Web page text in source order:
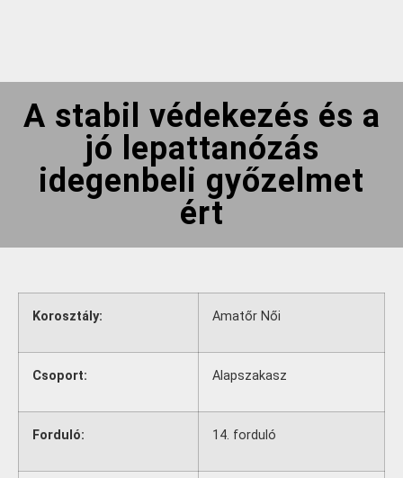
A stabil védekezés és a
jó lepattanózás
idegenbeli győzelmet
ért
Korosztály: Amatőr Női
Csoport: Alapszakasz
Forduló: 14. forduló